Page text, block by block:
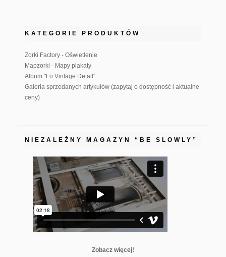
KATEGORIE PRODUKTÓW
Zorki Factory - Oświetlenie
Mapzorki - Mapy plakaty
Album "Lo Vintage Detail"
Galeria sprzedanych artykułów (zapytaj o dostępność i aktualne
ceny)
NIEZALEŻNY MAGAZYN “BE SLOWLY”
Zobacz więcej!